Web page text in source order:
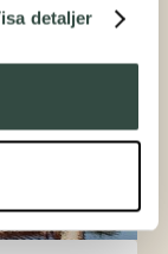
detaljer